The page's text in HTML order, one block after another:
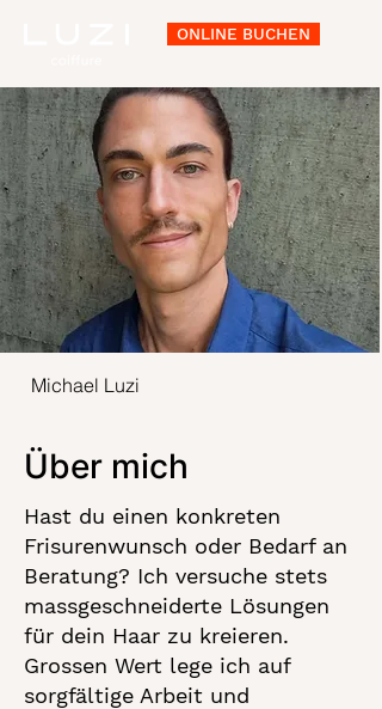
ONLINE BUCHEN
Michael Luzi
Über mich
Hast du einen konkreten
Frisurenwunsch oder Bedarf an
Beratung? Ich versuche stets
massgeschneiderte Lösungen
für dein Haar zu kreieren.
Grossen Wert lege ich auf
sorgfältige Arbeit und